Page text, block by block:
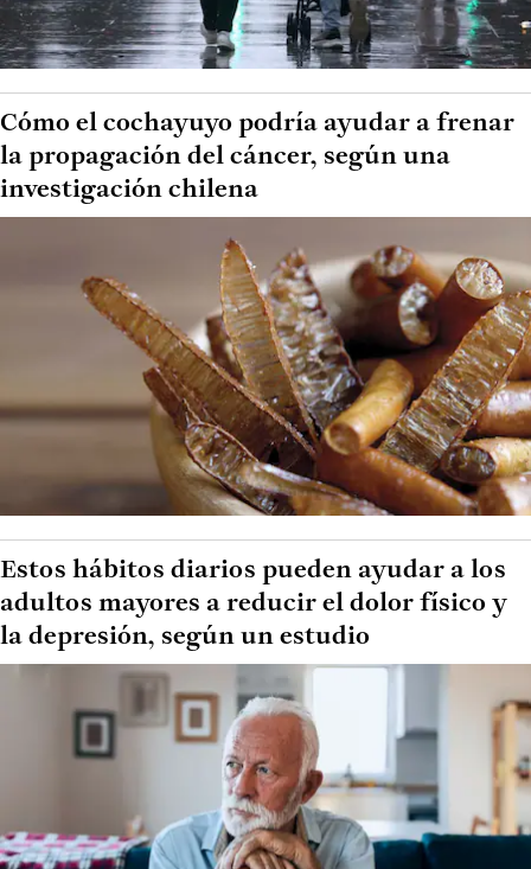
Cómo el cochayuyo podría ayudar a frenar
la propagación del cáncer, según una
investigación chilena
Estos hábitos diarios pueden ayudar a los
adultos mayores a reducir el dolor físico y
la depresión, según un estudio